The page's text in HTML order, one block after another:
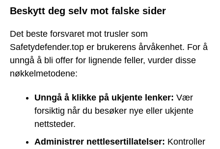
Beskytt deg selv mot falske sider
Det beste forsvaret mot trusler som
Safetydefender.top er brukerens årvåkenhet. For å
unngå å bli offer for lignende feller, vurder disse
nøkkelmetodene:
Unngå å klikke på ukjente lenker: Vær
forsiktig når du besøker nye eller ukjente
nettsteder.
Administrer nettlesertillatelser: Kontroller